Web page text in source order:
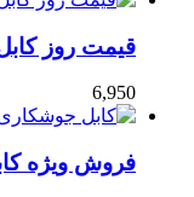
قیمت روز
6,950
فروش ویژه